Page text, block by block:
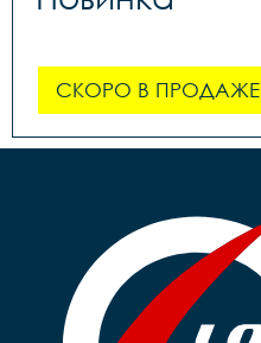
СКОРО В ПРОДАЖЕ